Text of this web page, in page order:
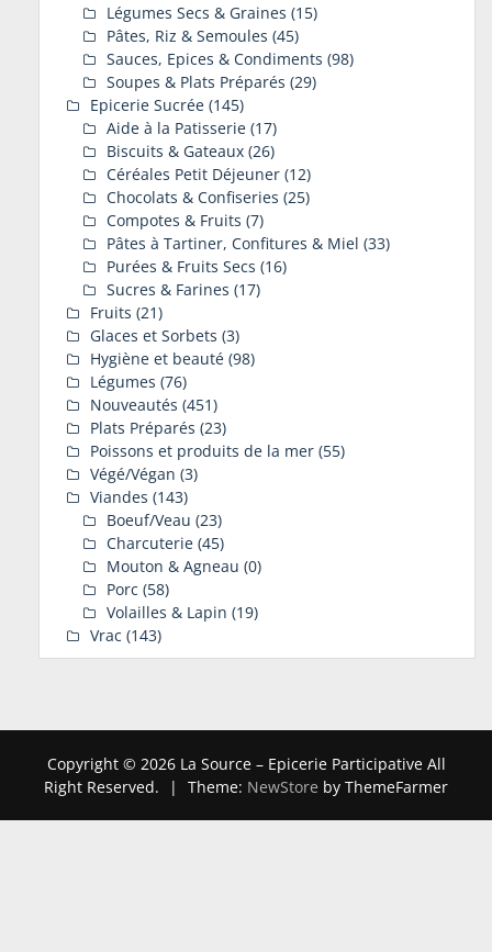
Légumes Secs & Graines (15)
Pâtes, Riz & Semoules (45)
Sauces, Epices & Condiments (98)
Soupes & Plats Préparés (29)
Epicerie Sucrée (145)
Aide à la Patisserie (17)
Biscuits & Gateaux (26)
Céréales Petit Déjeuner (12)
Chocolats & Confiseries (25)
Compotes & Fruits (7)
Pâtes à Tartiner, Confitures & Miel (33)
Purées & Fruits Secs (16)
Sucres & Farines (17)
Fruits (21)
Glaces et Sorbets (3)
Hygiène et beauté (98)
Légumes (76)
Nouveautés (451)
Plats Préparés (23)
Poissons et produits de la mer (55)
Végé/Végan (3)
Viandes (143)
Boeuf/Veau (23)
Charcuterie (45)
Mouton & Agneau (0)
Porc (58)
Volailles & Lapin (19)
Vrac (143)
Copyright © 2026 La Source – Epicerie Participative All
Right Reserved.
| Theme: NewStore by ThemeFarmer